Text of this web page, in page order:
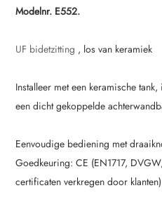
Modelnr. E552.
UF bidetzitting , los van keramiek
Installeer met een keramische
een dicht gekoppelde
Eenvoudige bediening met
Goedkeuring: CE (EN1717,
certificaten verkregen door klanten)